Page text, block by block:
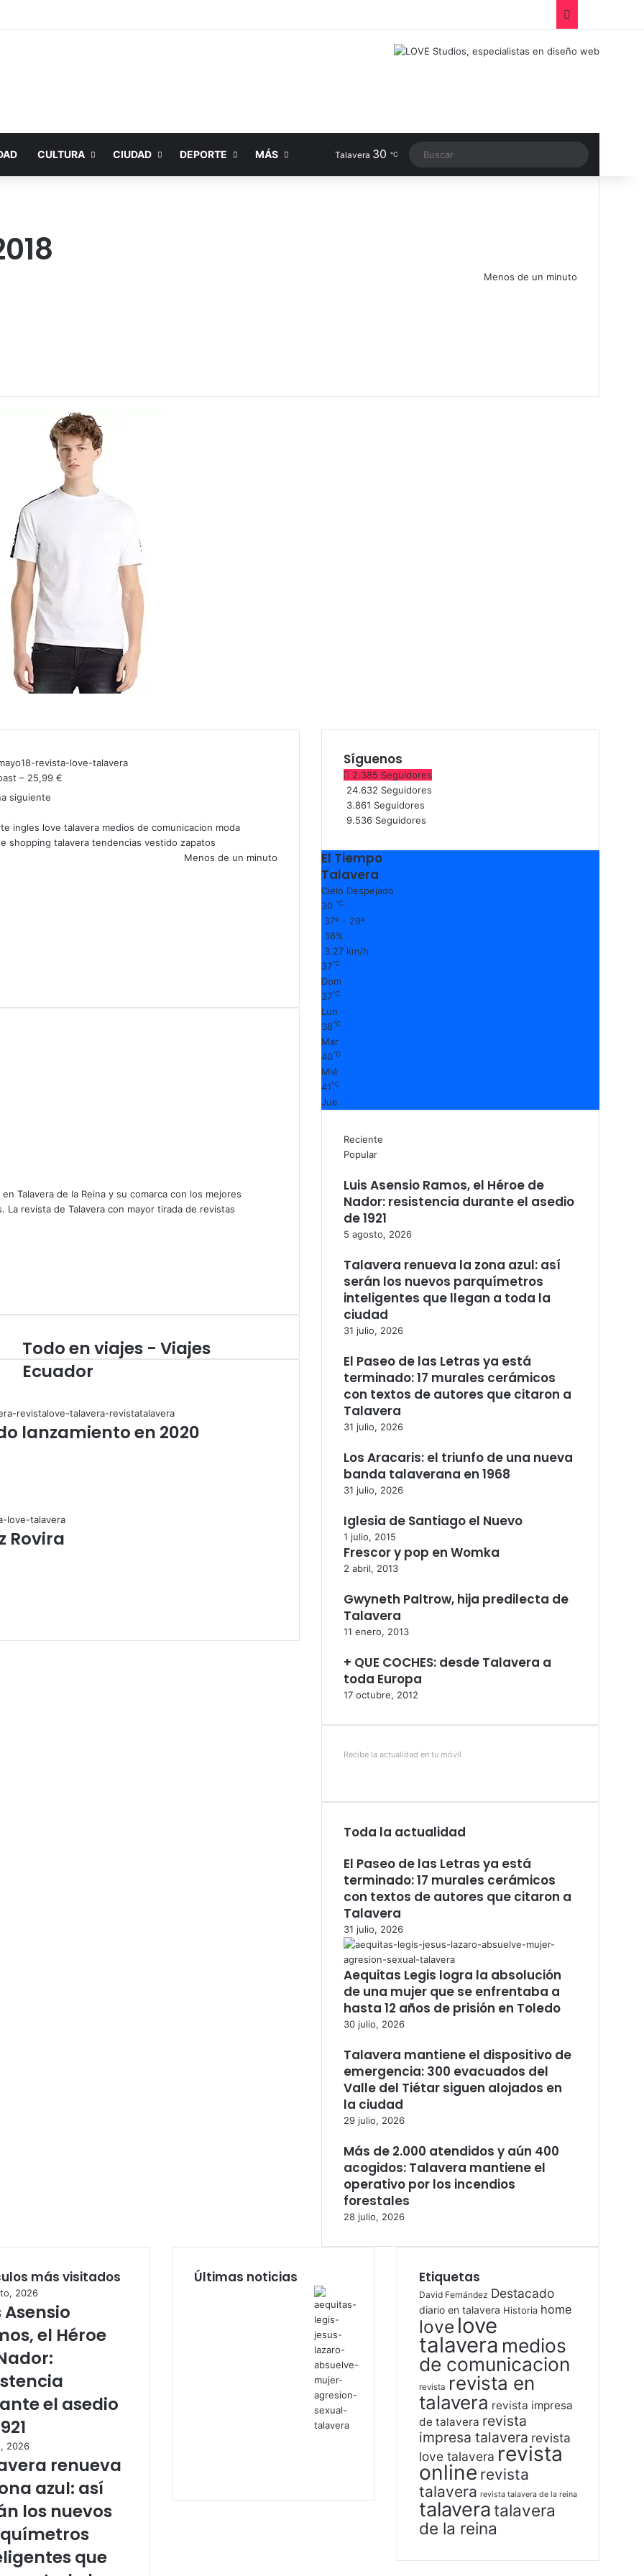
Instagram
TikTok
CULTURA CIUDAD DEPORTE MÁS Talavera 30 ℃
Menos de un minuto
– 25,99 €
siguiente
ingles love talavera medios de comunicacion moda
shopping talavera tendencias vestido zapatos
Menos de un minuto
Talavera de la Reina y su comarca con los mejores
revista de Talavera con mayor tirada de revistas
T
o
d
n
-
V
Todo en viajes - Viajes
Ecuador
lanzamiento en 2020
Rovira
Síguenos
2.385 Seguidores
24.632 Seguidores
3.861 Seguidores
9.536 Seguidores
El Tiempo
Talavera
Cielo Despejado
30℃
37º - 29º
36%
3.27 km/h
37℃
Dom
37℃
Lun
38℃
Mar
40℃
Mié
41℃
Jue
Reciente
Popular
Luis Asensio Ramos, el Héroe de
Nador: resistencia durante el asedio
de 1921
5 agosto, 2026
Talavera renueva la zona azul: así
serán los nuevos parquímetros
inteligentes que llegan a toda la
ciudad
31 julio, 2026
El Paseo de las Letras ya está
terminado: 17 murales cerámicos
con textos de autores que citaron a
Talavera
31 julio, 2026
Los Aracaris: el triunfo de una nueva
banda talaverana en 1968
31 julio, 2026
Iglesia de Santiago el Nuevo
1 julio, 2015
Frescor y pop en Womka
2 abril, 2013
Gwyneth Paltrow, hija predilecta de
Talavera
11 enero, 2013
+ QUE COCHES: desde Talavera a
toda Europa
17 octubre, 2012
Recibe la actualidad en tu móvil
Toda la actualidad
El Paseo de las Letras ya está
terminado: 17 murales cerámicos
con textos de autores que citaron a
Talavera
31 julio, 2026
Aequitas Legis logra la absolución
de una mujer que se enfrentaba a
hasta 12 años de prisión en Toledo
30 julio, 2026
Talavera mantiene el dispositivo de
emergencia: 300 evacuados del
Valle del Tiétar siguen alojados en
la ciudad
29 julio, 2026
Más de 2.000 atendidos y aún 400
acogidos: Talavera mantiene el
operativo por los incendios
forestales
28 julio, 2026
más visitados
2026
Asensio
el Héroe
el asedio
2026
renueva
azul: así
los nuevos
que
Últimas noticias Etiquetas
David Fernández Destacado
diario en talavera Historia home
love love
talavera medios
de comunicacion
revista revista en
talavera revista impresa
de talavera revista
impresa talavera revista
love talavera revista
online revista
talavera revista talavera de la reina
talaveratalavera
de la reina